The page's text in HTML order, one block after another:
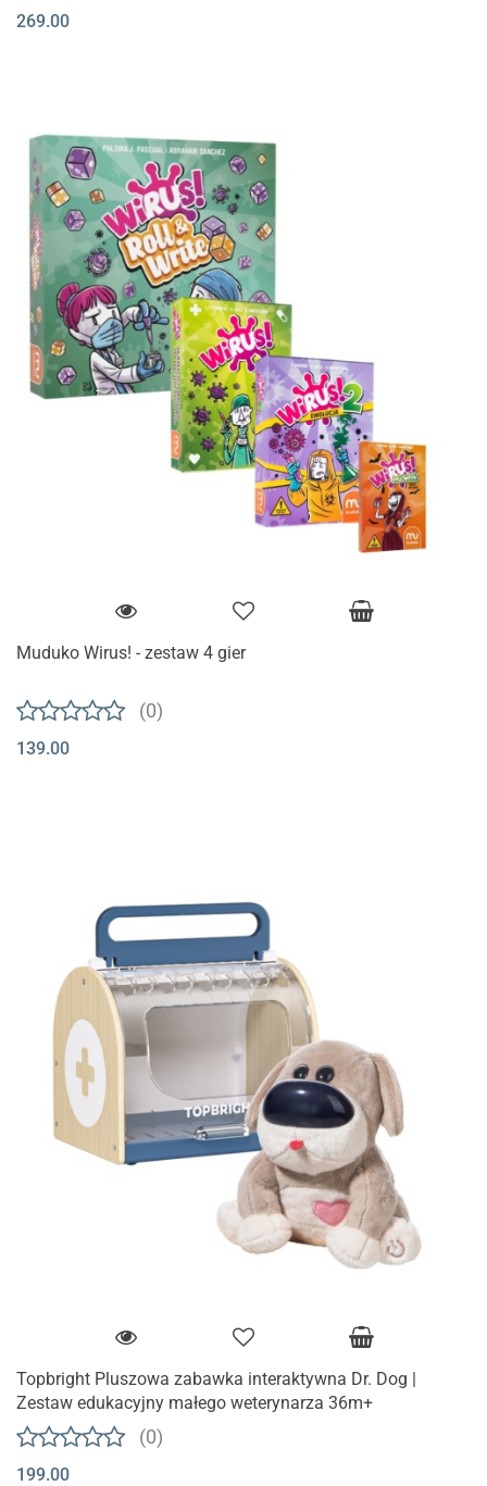
269.00
Muduko Wirus! - zestaw 4 gier
(0)
139.00
Topbright Pluszowa zabawka interaktywna Dr. Dog |
Zestaw edukacyjny małego weterynarza 36m+
(0)
199.00